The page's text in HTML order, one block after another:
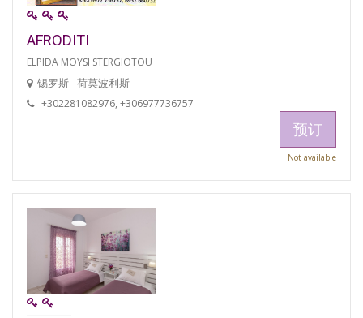
AFRODITI
ELPIDA MOYSI STERGIOTOU
锡罗斯 - 荷莫波利斯
+302281082976, +306977736757
预订
Not available